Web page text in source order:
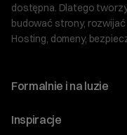
dostępna. Dlatego
budować strony,
Hosting, domeny,
Formalnie i na luzie
O nas
Inspiracje